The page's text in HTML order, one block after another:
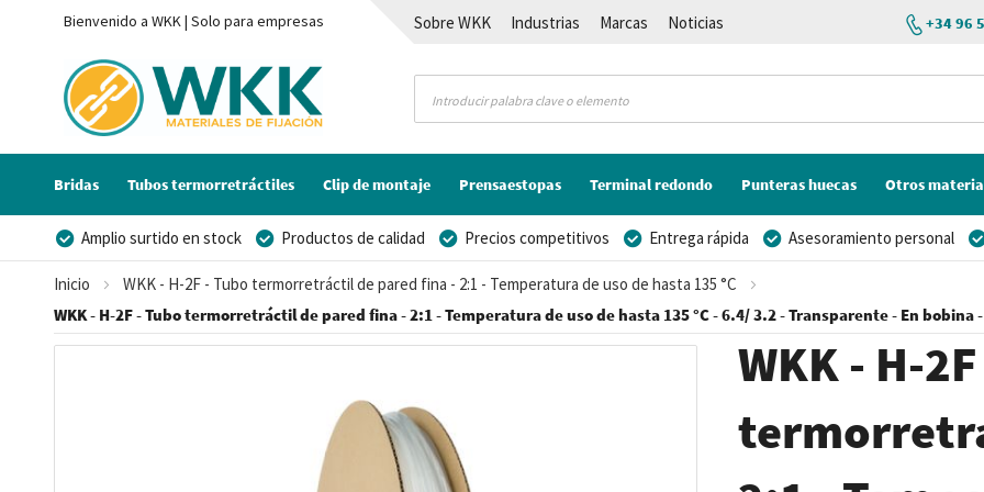
Bienvenido a WKK | Solo para empresas Sobre WKK Industrias Marcas
Noticias
+34 96
Bridas Tubos termorretráctiles Clip de montaje Prensaestopas Terminal redondo Punteras huecas Otros
Amplio surtido en stock Productos de calidad Precios competitivos Entrega rápida
Asesoramiento personal
Posibilidad de crear marca privada
Inicio
WKK - H-2F - Tubo termorretráctil de pared fina - 2:1 - Temperatura de uso de hasta 135 °C
WKK - H-2F - Tubo termorretráctil de pared fina - 2:1 - Temperatura de uso de hasta 135 °C - 6.4/ 3.2 - Transparente - En bobina
WKK - H-